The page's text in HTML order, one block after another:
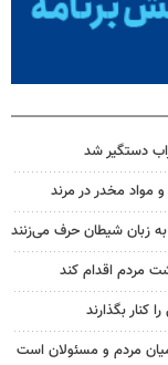
زبان شیطان حرف می‌زنند
مردم اقدام کند
کنار بگذارند
مردم و مسئولان است